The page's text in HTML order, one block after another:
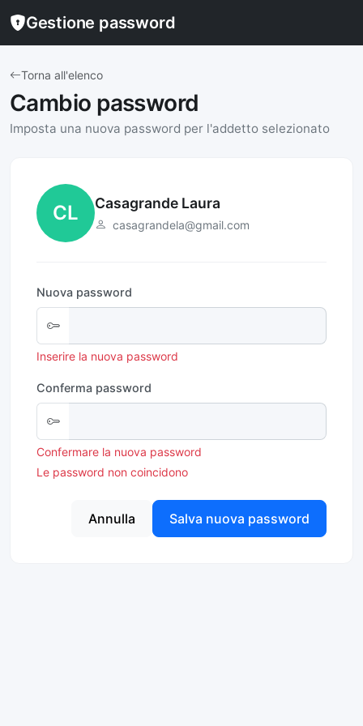
Gestione password
Torna all'elenco
Cambio password
Imposta una nuova password per l'addetto selezionato
CL Casagrande Laura
casagrandela@gmail.com
Nuova password
Inserire la nuova password
Conferma password
Confermare la nuova password
Le password non coincidono
Annulla